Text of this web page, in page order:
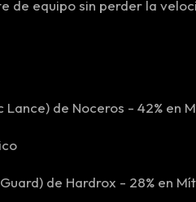
de equipo sin perder la
de Noceros - 42% en
de Hardrox - 28% en